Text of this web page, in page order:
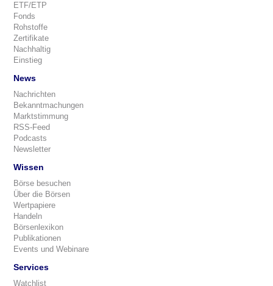
ETF/ETP
Fonds
Rohstoffe
Zertifikate
Nachhaltig
Einstieg
News
Nachrichten
Bekanntmachungen
Marktstimmung
RSS-Feed
Podcasts
Newsletter
Wissen
Börse besuchen
Über die Börsen
Wertpapiere
Handeln
Börsenlexikon
Publikationen
Events und Webinare
Services
Watchlist